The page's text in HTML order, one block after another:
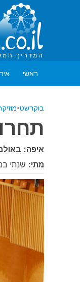
ראשי
בוקרשט•
איפה:
מתי: שנתי